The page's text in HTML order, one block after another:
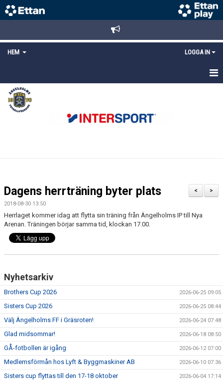
HEM LOGGA IN
STARTSIDA
NYHETER
LÄNKAR
MEDLEMS OCH TRÄNINGSAVGIFTER
>
<
Dagens herrträning byter plats
2018-08-30 13:50
Herrlaget kommer idag att flytta sin träning från Ängelholms IP till Nya
Arenan. Träningen börjar samma tid, klockan 17.00.
Nyhetsarkiv
Brothers Cup 2026 2026-06-25 09:05
Sisters Cup 2026 2026-06-25 08:44
Välj Ängelholms FF i Gräsroten! 2026-06-24 07:48
Glad midsommar! 2026-06-18 08:50
GÅ-fotbollen är igång 2026-06-12 07:00
Medlemsförmån hos Lyft & Byggmaskiner AB 2026-06-10 07:36
Sisters cup flyttas till den 17-18 oktober 2026-06-04 17:14